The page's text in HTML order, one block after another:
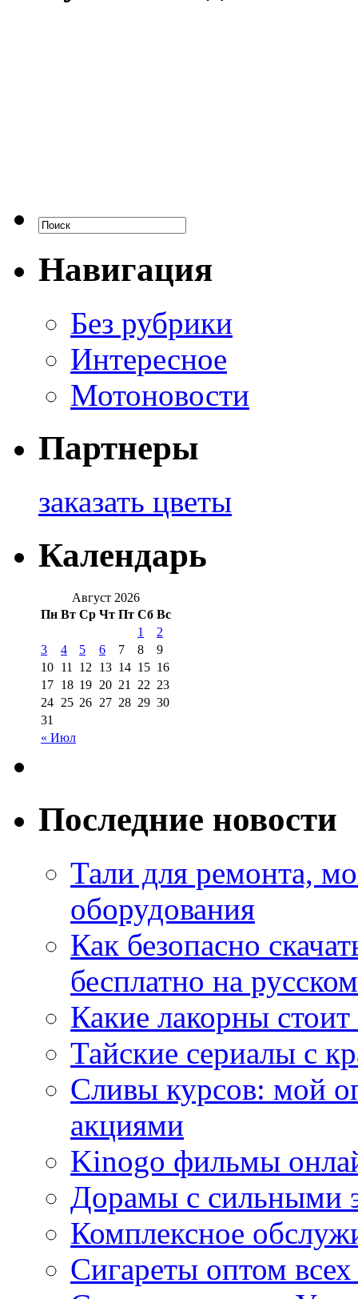
Навигация
Без рубрики
Интересное
Мотоновости
Партнеры
заказать цветы
Календарь
Август 2026
Пн Вт Ср Чт Пт Сб Вс
« Июл
1
2
3
4 5 6 7 8
9
10 11 12 13 14 15 16
17 18 19 20 21 22 23
24 25 26 27 28 29 30
31
Последние новости
Тали для ремонта,
оборудования
Как безопасно
бесплатно на
Какие лакорны
Тайские сериалы с
Сливы курсов: мой
акциями
Kinogo фильмы
Дорамы с сильными
Комплексное
Сигареты оптом